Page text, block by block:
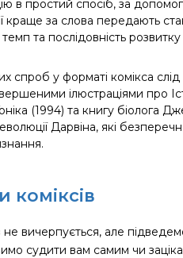
в простий спосіб, за
краще за слова передають
та послідовність розвитку
спроб у форматі комікса слід
ілюстраціями про
(1994) та книгу біолога
Дарвіна, які
коміксів
не вичерпується, але
судити вам самим чи